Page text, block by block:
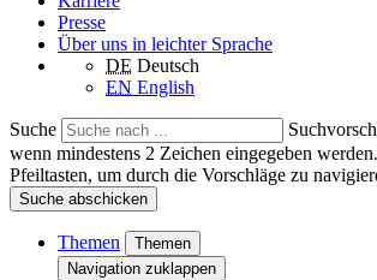
Presse
Über uns in leichter Sprache
DE Deutsch
EN English
Suche
wenn mindestens 2 Zeichen eingegeben
Pfeiltasten, um durch die Vorschläge zu
Suche abschicken
Themen
Themen
Navigation zuklappen